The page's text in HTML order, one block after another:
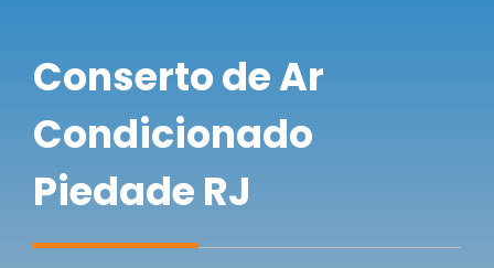
Conserto de Ar
Condicionado
Piedade RJ